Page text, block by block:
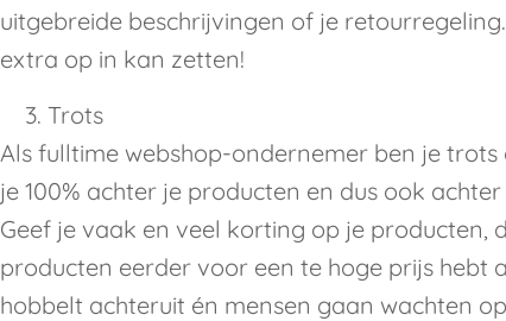
uitgebreide beschrijvingen of je
extra op in kan zetten!
Trots
Als fulltime webshop-ondernemer ben je
je 100% achter je producten en dus ook
Geef je vaak en veel korting op je producten,
producten eerder voor een te hoge prijs hebt
hobbelt achteruit én mensen gaan wachten